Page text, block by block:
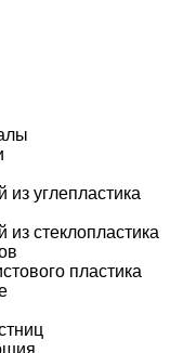
из углепластика
из стеклопластика
пластика